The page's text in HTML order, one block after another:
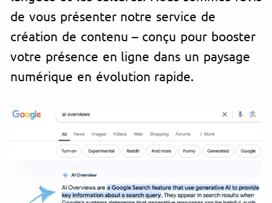
de vous présenter notre service de
création de contenu – conçu pour booster
votre présence en ligne dans un paysage
numérique en évolution rapide.